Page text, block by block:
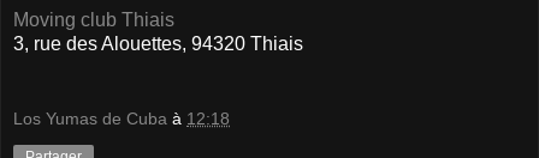
Moving club Thiais
3, rue des Alouettes, 94320 Thiais
Los Yumas de Cuba à 12:18